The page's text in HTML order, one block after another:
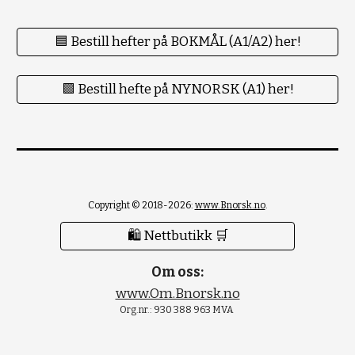
🟦 Bestill hefter på BOKMÅL (A1/A2) her!
🟪 Bestill hefte på NYNORSK (A1) her!
Copyright © 2018-2026: www.Bnorsk.no.
🛍 Nettbutikk 🛒
Om oss:
www.Om.Bnorsk.no
Org.nr.: 930 388 963 MVA